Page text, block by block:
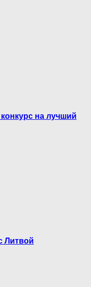
на лучший
Литвой